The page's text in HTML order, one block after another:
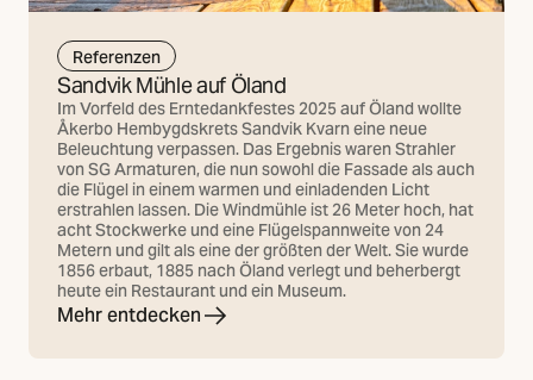
Referenzen
Sandvik Mühle auf Öland
Im Vorfeld des Erntedankfestes 2025 auf Öland wollte
Åkerbo Hembygdskrets Sandvik Kvarn eine neue
Beleuchtung verpassen. Das Ergebnis waren Strahler
von SG Armaturen, die nun sowohl die Fassade als auch
die Flügel in einem warmen und einladenden Licht
erstrahlen lassen. Die Windmühle ist 26 Meter hoch, hat
acht Stockwerke und eine Flügelspannweite von 24
Metern und gilt als eine der größten der Welt. Sie wurde
1856 erbaut, 1885 nach Öland verlegt und beherbergt
heute ein Restaurant und ein Museum.
Mehr entdecken